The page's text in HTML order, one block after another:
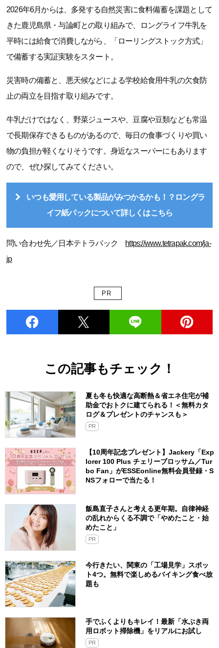
2026年6月からは、多発する自然災害に食料備蓄を課題として
きた鹿児島県・与論町との取り組みで、ロングライフ牛乳を
平時には給食で消費しながら、「ローリングストック方式」
で備蓄する実証実験をスタート。
災害時の備蓄と、悪天候などによる学校給食用牛乳の欠食防
止の両立を目指す取り組みです。
牛乳だけではなく、野菜ジュースや、豆腐や豆類なども常温
で長期保存できるものがあるので、毎日の食事づくりや買い
物の負担が軽くなりそうです。身近なスーパーにもあります
ので、ぜひ探してみてください。
いつも愛用している製品がみつかるかも！？ロングラ
イフ紙パックについて詳しくはこちら
問い合わせ先／日本テトラパック
https://www.tetrapak.com/ja-
jp
PR
この記事もチェック！
夏も冬も快適な高断熱＆省エネ住宅が補
助金でおトクに建てられる！＜無料カタ
ログ＆プレゼントのチャンスも＞
PR
【10周年記念プレゼント】Jackery「Exp
lorer 100 Plus チェリーブロッサム／Tur
bo Fan」がESSEonline無料会員登録・S
NSフォローで当たる！
飯島直子さんと考える更年期。自律神経
の乱れからくる不調で「やめたこと・始
めたこと」
PR
今行きたい、関東の「工場見学」スポッ
ト4つ。無料で楽しめるバイキング食べ放
題も
手でふくよりもキレイ！最新「水ぶき両
用ロボット掃除機」をリアルにお試し
PR